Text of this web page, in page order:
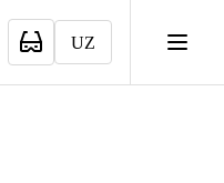
UZ